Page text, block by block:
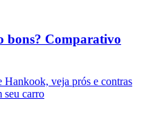
bons? Comparativo
Hankook, veja prós e contras
seu carro